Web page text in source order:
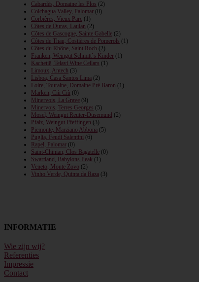
Cabardès, Domaine les Plos (2)
Colchagua Valley, Palomar (0)
Corbières, Vieux Parc (1)
Côtes de Duras, Laulan (2)
Côtes de Gascogne, Sainte Gabelle (2)
Côtes de Thau, Costières de Pomerols (1)
Côtes du Rhône, Saint Roch (2)
Franken, Weingut Schmitt`s Kinder (1)
Kachetië, Telavi Wine Cellars (1)
Limoux, Antech (3)
Lisboa, Casa Santos Lima (2)
Loire, Touraine, Domaine Pré Baron (1)
Marken, Ciù Ciù (0)
Minervois, La Grave (9)
Minervois, Terres Georges (5)
Mosel, Weingut Reuter-Dusemund (2)
Pfalz, Weingut Pfeffingen (3)
Piemonte, Marziano Abbona (5)
Puglia, Feudi Salentini (6)
Rapel, Palomar (0)
Saint-Chinian, Clos Bagatelle (0)
Swartland, Babylons Peak (1)
Veneto, Monte Zovo (2)
Vinho Verde, Quinta da Raza (3)
INFORMATIE
Wie zijn wij?
Referenties
Impressie
Contact